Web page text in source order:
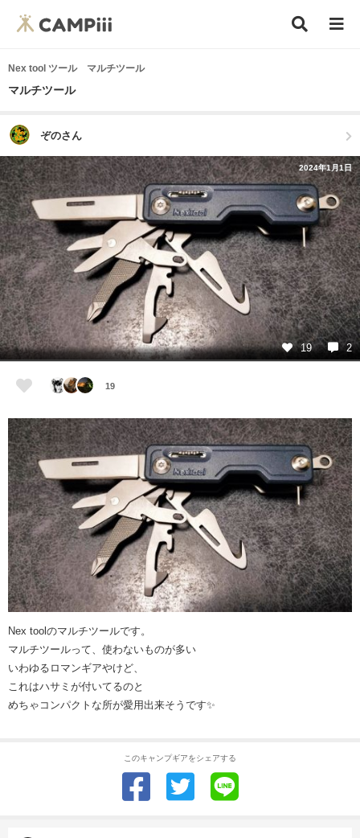
Nex tool ツール マルチツール
マルチツール
ぞのさん
2024年1月1日
19 2
19
Nex toolのマルチツールです。
マルチツールって、使わないものが多い
いわゆるロマンギアやけど、
これはハサミが付いてるのと
めちゃコンパクトな所が愛用出来そうです✨
このキャンプギアをシェアする